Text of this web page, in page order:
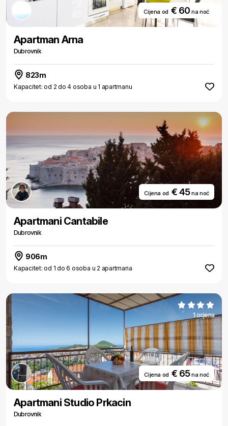
Cijena od € 60na noć
Apartman Arna
Dubrovnik
823m
Kapacitet: od 2 do 4 osoba u 1 apartmanu
Cijena od € 45na noć
Apartmani Cantabile
Dubrovnik
906m
Kapacitet: od 1 do 6 osoba u 2 apartmana
1 ocjena
Cijena od € 65na noć
Apartmani Studio Prkacin
Dubrovnik